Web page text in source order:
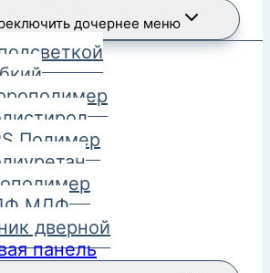
дочернее меню
Полимер
МДФ
дверной
панель